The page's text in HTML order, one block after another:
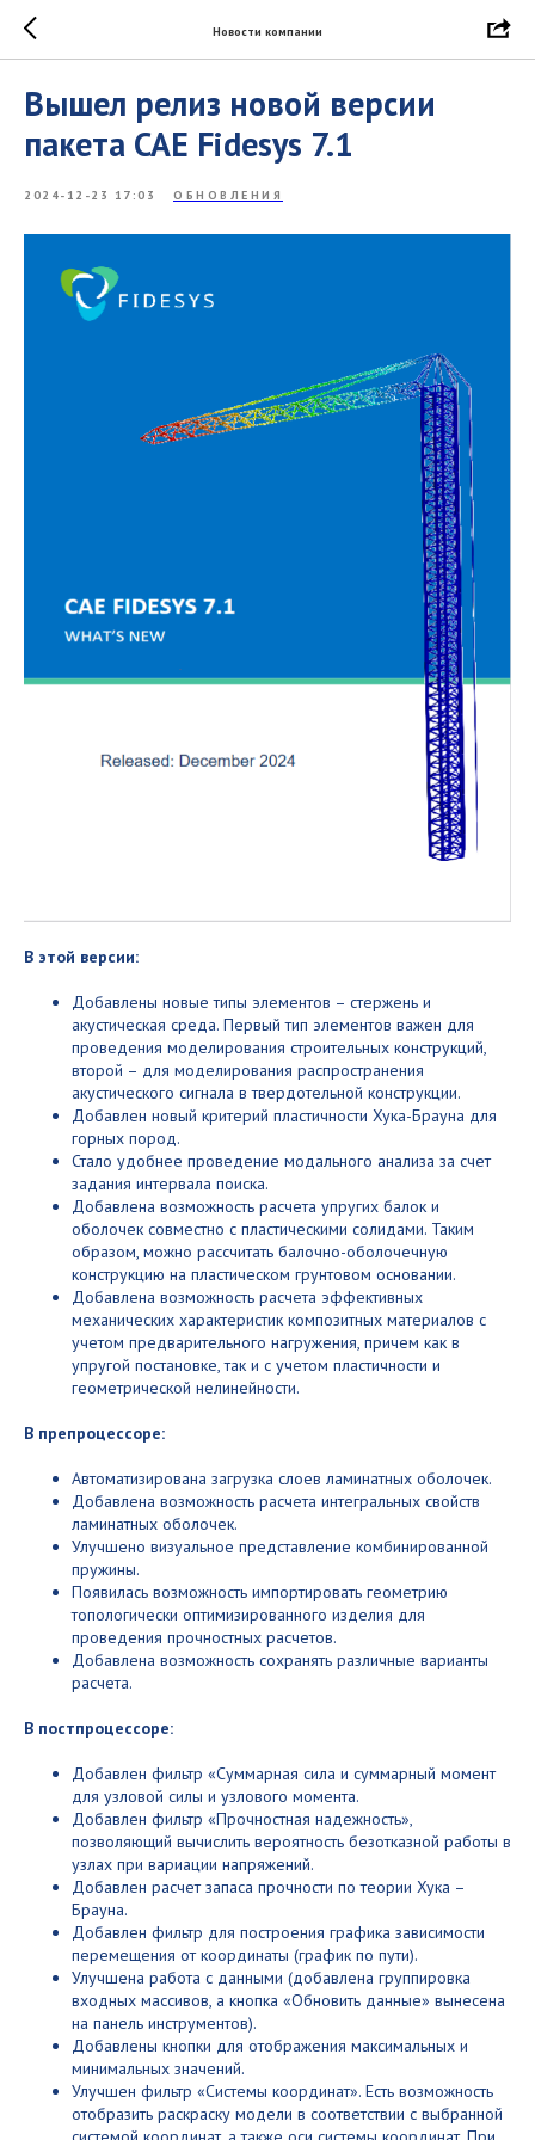
Новости компании
Вышел релиз новой версии
пакета CAE Fidesys 7.1
2024-12-23 17:03 ОБНОВЛЕНИЯ
В этой версии:
Добавлены новые типы элементов – стержень и
акустическая среда. Первый тип элементов важен для
проведения моделирования строительных конструкций,
второй – для моделирования распространения
акустического сигнала в твердотельной конструкции.
Добавлен новый критерий пластичности Хука-Брауна для
горных пород.
Стало удобнее проведение модального анализа за счет
задания интервала поиска.
Добавлена возможность расчета упругих балок и
оболочек совместно с пластическими солидами. Таким
образом, можно рассчитать балочно-оболочечную
конструкцию на пластическом грунтовом основании.
Добавлена возможность расчета эффективных
механических характеристик композитных материалов с
учетом предварительного нагружения, причем как в
упругой постановке, так и с учетом пластичности и
геометрической нелинейности.
В препроцессоре:
Автоматизирована загрузка слоев ламинатных оболочек.
Добавлена возможность расчета интегральных свойств
ламинатных оболочек.
Улучшено визуальное представление комбинированной
пружины.
Появилась возможность импортировать геометрию
топологически оптимизированного изделия для
проведения прочностных расчетов.
Добавлена возможность сохранять различные варианты
расчета.
В постпроцессоре:
Добавлен фильтр «Суммарная сила и суммарный момент
для узловой силы и узлового момента.
Добавлен фильтр «Прочностная надежность»,
позволяющий вычислить вероятность безотказной работы в
узлах при вариации напряжений.
Добавлен расчет запаса прочности по теории Хука –
Брауна.
Добавлен фильтр для построения графика зависимости
перемещения от координаты (график по пути).
Улучшена работа с данными (добавлена группировка
входных массивов, а кнопка «Обновить данные» вынесена
на панель инструментов).
Добавлены кнопки для отображения максимальных и
минимальных значений.
Улучшен фильтр «Системы координат». Есть возможность
отобразить раскраску модели в соответствии с выбранной